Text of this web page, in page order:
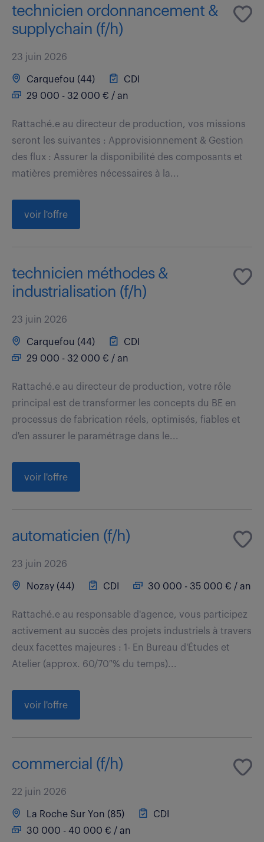
technicien ordonnancement &
supplychain (f/h)
23 juin 2026
Carquefou (44)
CDI
29 000 - 32 000 € / an
Rattaché.e au directeur de production, vos missions
seront les suivantes : Approvisionnement & Gestion
des flux : Assurer la disponibilité des composants et
matières premières nécessaires à la...
voir l'offre
technicien méthodes &
industrialisation (f/h)
23 juin 2026
Carquefou (44)
CDI
29 000 - 32 000 € / an
Rattaché.e au directeur de production, votre rôle
principal est de transformer les concepts du BE en
processus de fabrication réels, optimisés, fiables et
d'en assurer le paramétrage dans le...
voir l'offre
automaticien (f/h)
23 juin 2026
Nozay (44) CDI 30 000 - 35 000 € / an
Rattaché.e au responsable d'agence, vous participez
activement au succès des projets industriels à travers
deux facettes majeures : 1- En Bureau d'Études et
Atelier (approx. 60/70 % du temps)...
voir l'offre
commercial (f/h)
22 juin 2026
La Roche Sur Yon (85)
CDI
30 000 - 40 000 € / an